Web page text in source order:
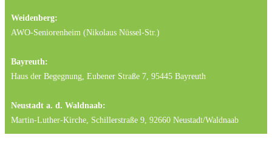
Weidenberg:
AWO-Seniorenheim (Nikolaus Nüssel-Str.)
Bayreuth:
Haus der Begegnung, Eubener Straße 7, 95445 Bayreuth
Neustadt a. d. Waldnaab:
Martin-Luther-Kirche, Schillerstraße 9, 92660 Neustadt/Waldnaab